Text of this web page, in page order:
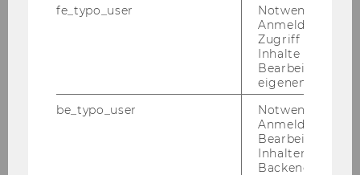
Univ.-Prof. Dr. Robert Kert
fe_typo_user
Notwendig für
Anmeldung und
Zugriff auf
Inhalte oder zur
Bearbeitung des
eigenen Profils.
be_typo_user
Notwendig für
Anmeldung und
Bearbeitung von
Inhalten im
Backend.